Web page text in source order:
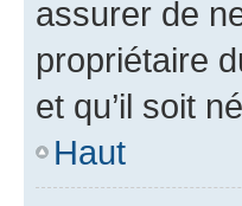
assurer de
propriétaire
et qu’il soit
Haut